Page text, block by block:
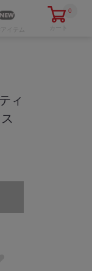
0
カート
ィ